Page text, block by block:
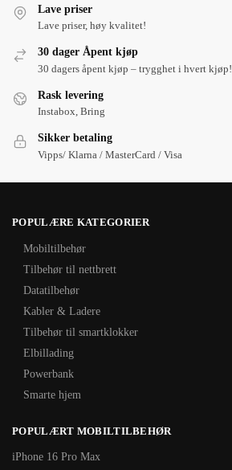
Lave priser
Lave priser, høy kvalitet!
30 dager Åpent kjøp
30 dagers åpent kjøp – trygghet i hvert kjøp!
Rask levering
Instabox, Bring
Sikker betaling
Vipps/ Klarna / MasterCard / Visa
POPULÆRE KATEGORIER
Mobiltilbehør
Tilbehør til nettbrett
Datatilbehør
Kabler & Ladere
Tilbehør til smartklokker
Elbillading
Powerbank
Smarte hjem
POPULÆRT MOBILTILBEHØR
iPhone 16 Pro Max